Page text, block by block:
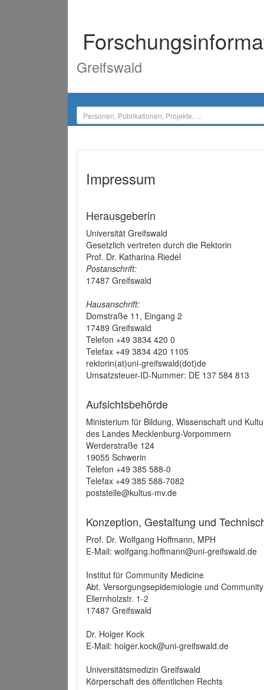
Greifswald
Impressum
Herausgeberin
Universität Greifswald
Gesetzlich vertreten durch die Rektorin
Prof. Dr. Katharina Riedel
Postanschrift:
17487 Greifswald
Hausanschrift:
Domstraße 11, Eingang 2
17489 Greifswald
Telefon +49 3834 420 0
Telefax +49 3834 420 1105
rektorin(at)uni-greifswald(dot)de
Umsatzsteuer-ID-Nummer: DE 137 584 813
Aufsichtsbehörde
Ministerium für Bildung, Wissenschaft und
des Landes Mecklenburg-Vorpommern
Werderstraße 124
19055 Schwerin
Telefon +49 385 588-0
Telefax +49 385 588-7082
poststelle@kultus-mv.de
Konzeption, Gestaltung und
Prof. Dr. Wolfgang Hoffmann, MPH
E-Mail: wolfgang.hoffmann@uni-greifswald.de
Institut für Community Medicine
Abt. Versorgungsepidemiologie und
Ellernholzstr. 1-2
17487 Greifswald
Dr. Holger Kock
E-Mail: holger.kock@uni-greifswald.de
Universitätsmedizin Greifswald
Körperschaft des öffentlichen Rechts